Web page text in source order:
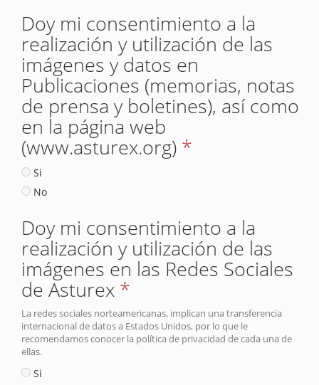
Doy mi consentimiento a la
realización y utilización de las
imágenes y datos en
Publicaciones (memorias, notas
de prensa y boletines), así como
en la página web
(www.asturex.org) *
Si
No
Doy mi consentimiento a la
realización y utilización de las
imágenes en las Redes Sociales
de Asturex *
La redes sociales norteamericanas, implican una transferencia
internacional de datos a Estados Unidos, por lo que le
recomendamos conocer la política de privacidad de cada una de
ellas.
Si